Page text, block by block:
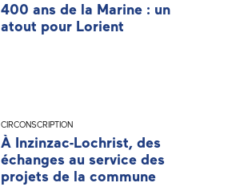
400 ans de la Marine : un
atout pour Lorient
CIRCONSCRIPTION
À Inzinzac-Lochrist, des
échanges au service des
projets de la commune